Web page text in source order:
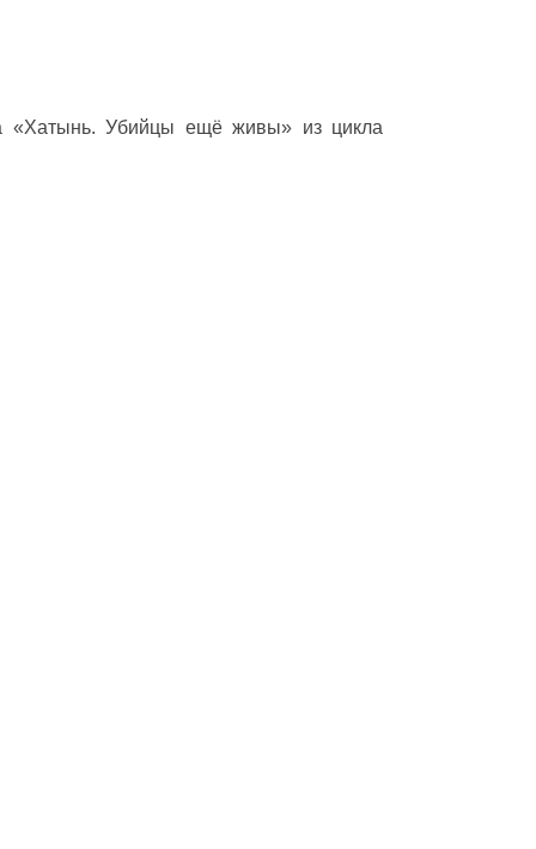
«Хатынь. Убийцы ещё живы» из цикла